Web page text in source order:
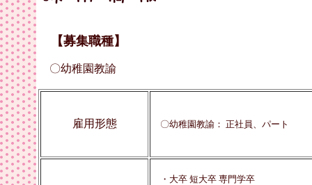
【募集職種】
〇幼稚園教諭
雇用形態 〇幼稚園教諭： 正社員、パート
・大卒 短大卒 専門学卒